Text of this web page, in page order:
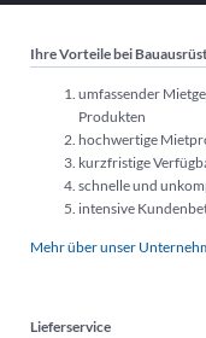
Ihre Vorteile bei
umfassender
Produkten
hochwertige
kurzfristige
schnelle und
intensive
Mehr über unser
Lieferservice